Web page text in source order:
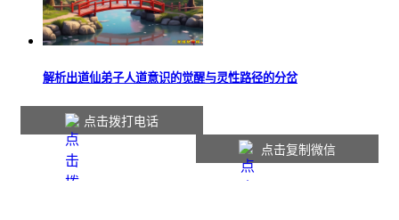
解析出道仙弟子人道意识的觉醒与灵性路径的分岔
点击拨打电话
点击复制微信